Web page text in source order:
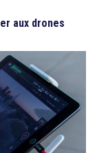
aux drones